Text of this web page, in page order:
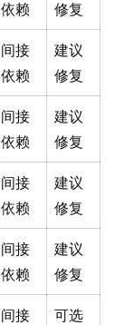
依赖
修复
间接
依赖
建议
修复
间接
依赖
建议
修复
间接
依赖
建议
修复
间接
依赖
建议
修复
间接
可选